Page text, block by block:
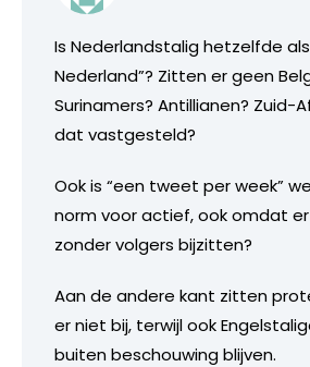
Is Nederlandstalig hetzelfde als
Nederland”? Zitten er geen
Surinamers? Antillianen? Zuid-
dat vastgesteld?
Ook is “een tweet per week”
norm voor actief, ook omdat
zonder volgers bijzitten?
Aan de andere kant zitten
er niet bij, terwijl ook
buiten beschouwing blijven.